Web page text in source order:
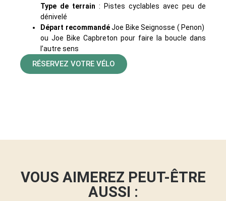
Type de terrain : Pistes cyclables avec peu de
dénivelé
Départ recommandéJoe Bike Seignosse ( Penon)
ou Joe Bike Capbreton pour faire la boucle dans
l’autre sens
RÉSERVEZ VOTRE VÉLO
VOUS AIMEREZ PEUT-ÊTRE
AUSSI :